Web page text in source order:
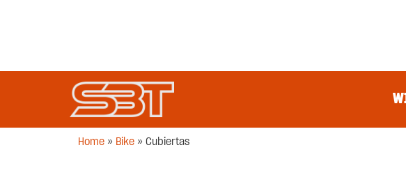
Home » Bike » Cubiertas